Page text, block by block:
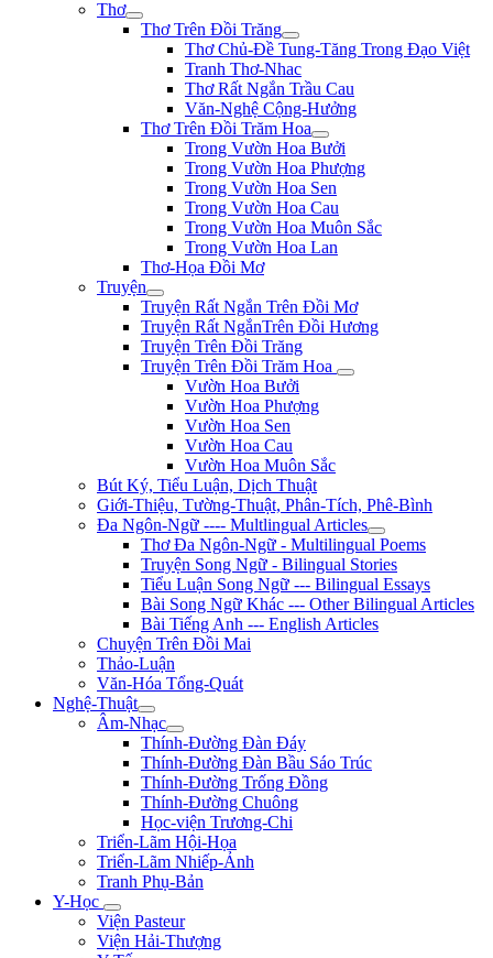
Thơ
Thơ Trên Đồi Trăng
Thơ Chủ-Đề Tung-Tăng Trong Đạo Việt
Tranh Thơ-Nhac
Thơ Rất Ngắn Trầu Cau
Văn-Nghệ Cộng-Hưởng
Thơ Trên Đồi Trăm Hoa
Trong Vườn Hoa Bưởi
Trong Vườn Hoa Phượng
Trong Vườn Hoa Sen
Trong Vườn Hoa Cau
Trong Vườn Hoa Muôn Sắc
Trong Vườn Hoa Lan
Thơ-Họa Đồi Mơ
Truyện
Truyện Rất Ngắn Trên Đồi Mơ
Truyện Rất NgắnTrên Đồi Hương
Truyện Trên Đồi Trăng
Truyện Trên Đồi Trăm Hoa
Vườn Hoa Bưởi
Vườn Hoa Phượng
Vườn Hoa Sen
Vườn Hoa Cau
Vườn Hoa Muôn Sắc
Bút Ký, Tiểu Luận, Dịch Thuật
Giới-Thiệu, Tường-Thuật, Phân-Tích, Phê-Bình
Đa Ngôn-Ngữ ---- Multlingual Articles
Thơ Đa Ngôn-Ngữ - Multilingual Poems
Truyện Song Ngữ - Bilingual Stories
Tiểu Luận Song Ngữ --- Bilingual Essays
Bài Song Ngữ Khác --- Other Bilingual Articles
Bài Tiếng Anh --- English Articles
Chuyện Trên Đồi Mai
Thảo-Luận
Văn-Hóa Tổng-Quát
Nghệ-Thuật
Âm-Nhạc
Thính-Đường Đàn Đáy
Thính-Đường Đàn Bầu Sáo Trúc
Thính-Đường Trống Đồng
Thính-Đường Chuông
Học-viện Trương-Chi
Triển-Lãm Hội-Họa
Triển-Lãm Nhiếp-Ảnh
Tranh Phụ-Bản
Y-Học
Viện Pasteur
Viện Hải-Thượng